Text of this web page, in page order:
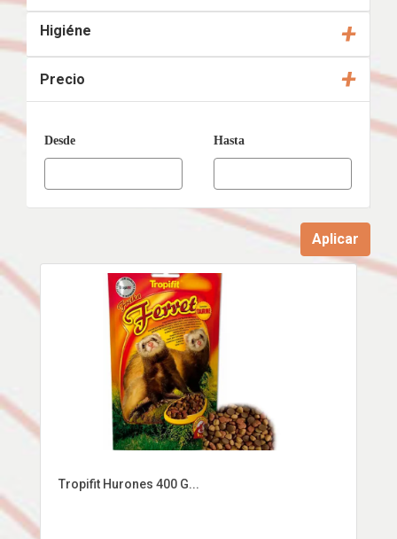
Higiéne +
Precio +
Desde Hasta
Aplicar
Tropifit Hurones 400 G...